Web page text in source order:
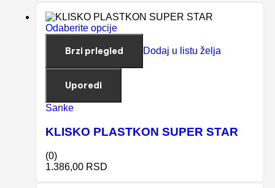
Odaberite opcije
Brzi prlegled Dodaj u listu želja
Uporedi
Sanke
KLISKO PLASTKON SUPER STAR
(0)
1.386,00 RSD